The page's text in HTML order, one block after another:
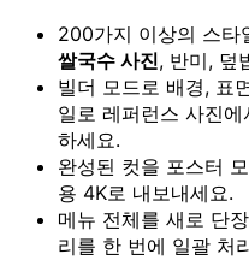
200가지 이상의 스타
쌀국수 사진, 반미, 덮
빌더 모드로 배경, 표
일로 레퍼런스 사진
하세요.
완성된 컷을 포스터
용 4K로 내보내세요.
메뉴 전체를 새로 단
리를 한 번에 일괄 처